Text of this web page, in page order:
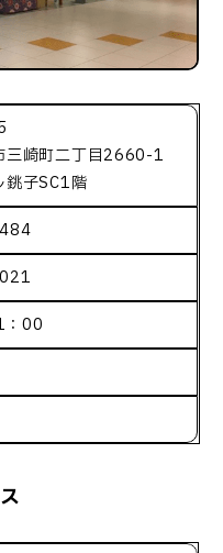
三崎町二丁目2660-1
銚子SC1階
00